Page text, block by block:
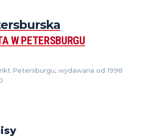
W PETERSBURGU
Petersburgu, wydawana od 1998